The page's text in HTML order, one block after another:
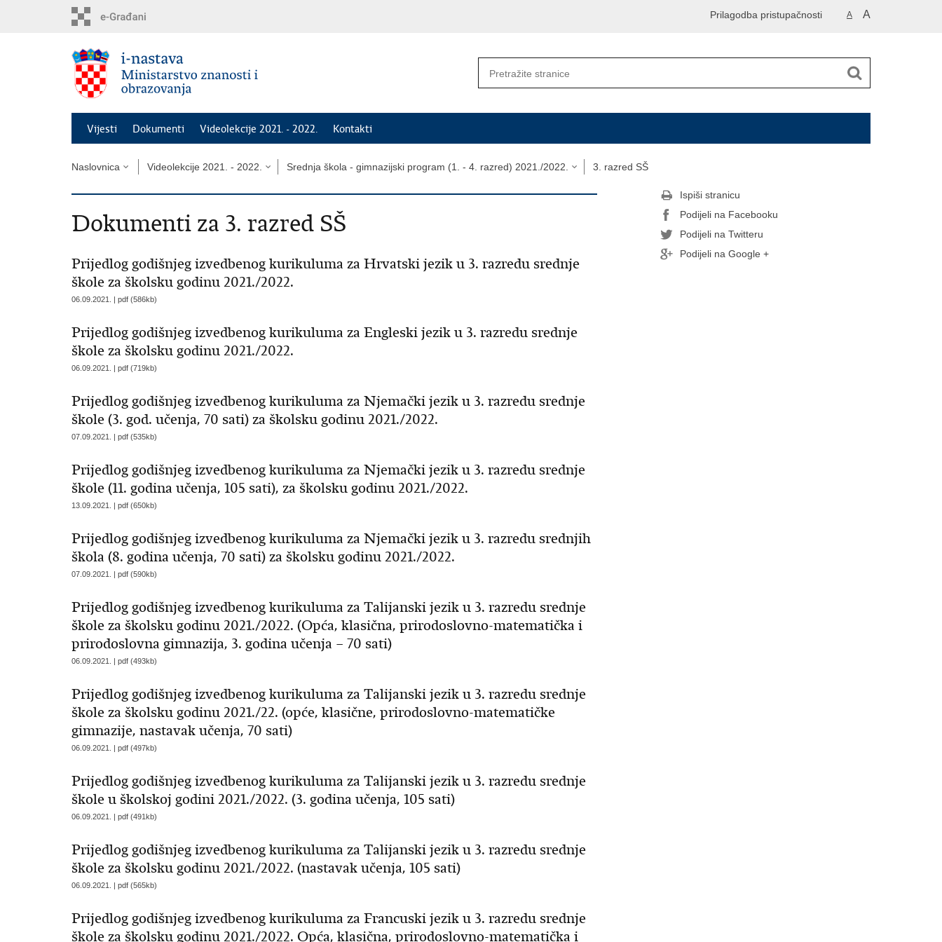
A A
Prilagodba pristupačnosti
Vijesti Dokumenti Videolekcije 2021. - 2022. Kontakti
Naslovnica Videolekcije 2021. - 2022. Srednja škola - gimnazijski program (1. - 4. razred) 2021./2022. 3. razred SŠ
Dokumenti za 3. razred SŠ
Prijedlog godišnjeg izvedbenog kurikuluma za Hrvatski jezik u 3. razredu srednje
škole za školsku godinu 2021./2022.
06.09.2021. | pdf (586kb)
Prijedlog godišnjeg izvedbenog kurikuluma za Engleski jezik u 3. razredu srednje
škole za školsku godinu 2021./2022.
06.09.2021. | pdf (719kb)
Prijedlog godišnjeg izvedbenog kurikuluma za Njemački jezik u 3. razredu srednje
škole (3. god. učenja, 70 sati) za školsku godinu 2021./2022.
07.09.2021. | pdf (535kb)
Prijedlog godišnjeg izvedbenog kurikuluma za Njemački jezik u 3. razredu srednje
škole (11. godina učenja, 105 sati), za školsku godinu 2021./2022.
13.09.2021. | pdf (650kb)
Prijedlog godišnjeg izvedbenog kurikuluma za Njemački jezik u 3. razredu srednjih
škola (8. godina učenja, 70 sati) za školsku godinu 2021./2022.
07.09.2021. | pdf (590kb)
Prijedlog godišnjeg izvedbenog kurikuluma za Talijanski jezik u 3. razredu srednje
škole za školsku godinu 2021./2022. (Opća, klasična, prirodoslovno-matematička i
prirodoslovna gimnazija, 3. godina učenja – 70 sati)
06.09.2021. | pdf (493kb)
Prijedlog godišnjeg izvedbenog kurikuluma za Talijanski jezik u 3. razredu srednje
škole za školsku godinu 2021./22. (opće, klasične, prirodoslovno-matematičke
gimnazije, nastavak učenja, 70 sati)
06.09.2021. | pdf (497kb)
Prijedlog godišnjeg izvedbenog kurikuluma za Talijanski jezik u 3. razredu srednje
škole u školskoj godini 2021./2022. (3. godina učenja, 105 sati)
06.09.2021. | pdf (491kb)
Prijedlog godišnjeg izvedbenog kurikuluma za Talijanski jezik u 3. razredu srednje
škole za školsku godinu 2021./2022. (nastavak učenja, 105 sati)
06.09.2021. | pdf (565kb)
Prijedlog godišnjeg izvedbenog kurikuluma za Francuski jezik u 3. razredu srednje
škole za školsku godinu 2021./2022. Opća, klasična, prirodoslovno-matematička i
Ispiši stranicu
Podijeli na Facebooku
Podijeli na Twitteru
Podijeli na Google +